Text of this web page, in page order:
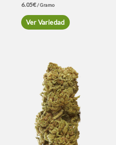
6.05€/ Gramo
Ver Variedad